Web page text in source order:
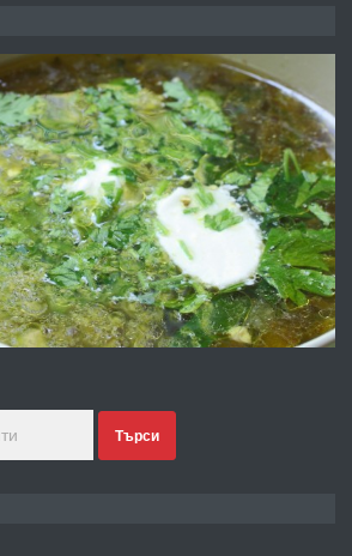
преди 10 месеца
Професионална броячна машина -
със сертификат от ЕЦБ
преди 1 година
Професионална зеленчукорезачка
Търси